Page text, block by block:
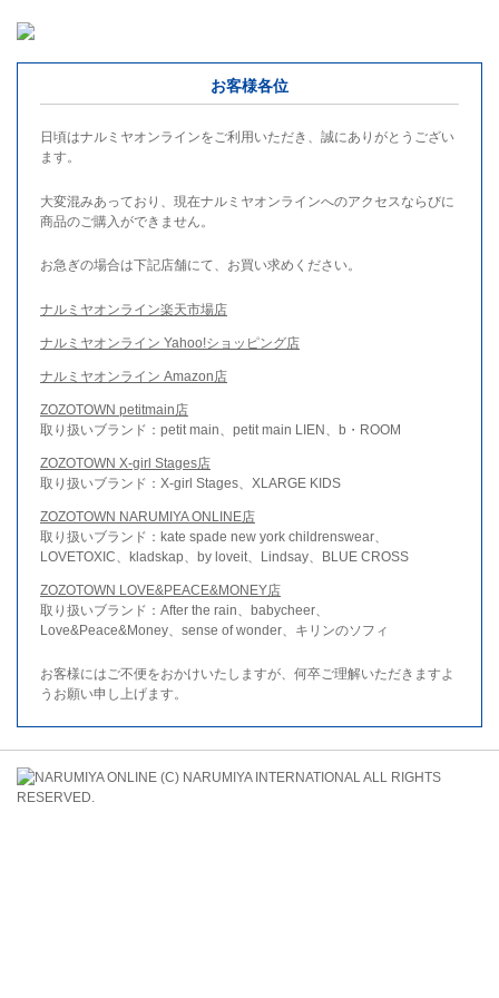
お客様各位
日頃はナルミヤオンラインをご利用いただき、誠にありがとうござい
ます。
大変混みあっており、現在ナルミヤオンラインへのアクセスならびに
商品のご購入ができません。
お急ぎの場合は下記店舗にて、お買い求めください。
ナルミヤオンライン楽天市場店
ナルミヤオンライン Yahoo!ショッピング店
ナルミヤオンライン Amazon店
ZOZOTOWN petitmain店
取り扱いブランド：petit main、petit main LIEN、b・ROOM
ZOZOTOWN X-girl Stages店
取り扱いブランド：X-girl Stages、XLARGE KIDS
ZOZOTOWN NARUMIYA ONLINE店
取り扱いブランド：kate spade new york childrenswear、
LOVETOXIC、kladskap、by loveit、Lindsay、BLUE CROSS
ZOZOTOWN LOVE&PEACE&MONEY店
取り扱いブランド：After the rain、babycheer、
Love&Peace&Money、sense of wonder、キリンのソフィ
お客様にはご不便をおかけいたしますが、何卒ご理解いただきますよ
うお願い申し上げます。